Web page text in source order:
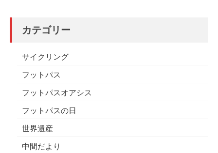
カテゴリー
サイクリング
フットパス
フットパスオアシス
フットパスの日
世界遺産
中間だより